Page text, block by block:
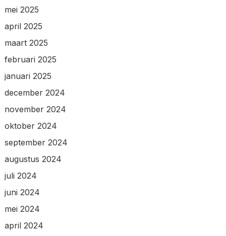
mei 2025
april 2025
maart 2025
februari 2025
januari 2025
december 2024
november 2024
oktober 2024
september 2024
augustus 2024
juli 2024
juni 2024
mei 2024
april 2024